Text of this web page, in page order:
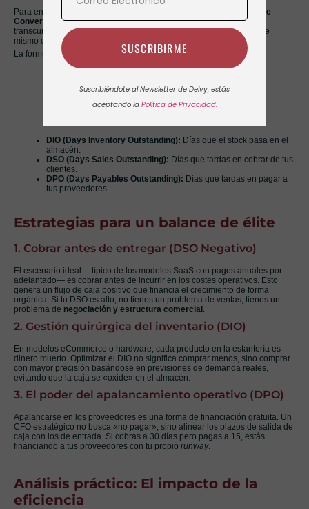
Para entender la eficiencia de tu balance, debemos mirar el
Ciclo de
Conversión de Caja (CCC). Esta métrica nos dice cuántos días
transcurren desde que pagas un euro a un proveedor hasta que ese
mismo euro vuelve a ti tras venderle al cliente.
La fórmula que todo directivo debe monitorizar es:
DIO (Days Inventory Outstanding): Días que el stock pasa en el
almacén.
DSO (Days Sales Outstanding): Días que tardas en cobrar de tus
clientes.
DPO (Days Payables Outstanding): Días que tardas en pagar a
tus proveedores.
Estrategias para un balance de élite
1. Cobrar antes de entregar (DSO Negativo)
El escenario ideal —típico de los modelos SaaS con pagos anuales por
adelantado— es cobrar antes de incurrir en los costes operativos. Esto
genera un flujo de caja positivo que financia el crecimiento de forma
orgánica. Si tu DSO es alto, no tienes un problema de ventas, tienes un
problema de negociación y estructura comercial
2. Gestión quirúrgica del inventario (DIO)
En modelos eCommerce o hardware, cada producto en la estantería es
dinero muerto. Optimizar el DIO no significa comprar menos, sino comprar
con mayor precisión basándose en previsiones de demanda reales,
evitando que la caja se «oxide» en el almacén.
3. El poder del apalancamiento operativo (DPO)
Apalancarse en los proveedores es una forma de financiación gratuita. Un
CFO estratégico no busca «no pagar», sino alinear los plazos de salida de
caja con los de entrada. Si cobras a 30 días pero pagas a 15, estás
financiando a tus proveedores con tu propio runway.
Análisis práctico: El impacto de la
eficiencia
SUSCRIBIRME
Suscribiéndote al Newsletter de Delvy, estás
aceptando la Política de Privacidad.